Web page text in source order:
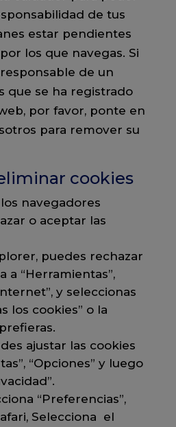
de tus
estar pendientes
los que navegas. Si
de un
que se ha registrado
por favor, ponte en
para remover su
cookies
navegadores
o aceptar las
puedes rechazar
a “Herramientas”,
y seleccionas
los cookies” o la
ajustar las cookies
“Opciones” y luego
“Preferencias”,
Selecciona el